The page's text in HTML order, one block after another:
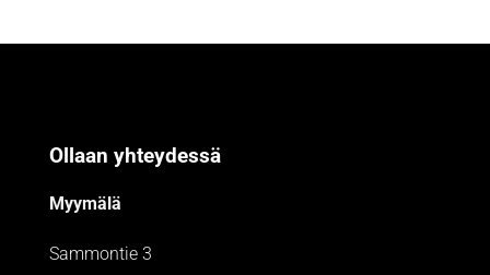
Ollaan yhteydessä
Myymälä
Sammontie 3